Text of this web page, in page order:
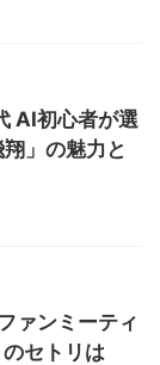
AI初心者が選
」の魅力と
ァンミーティ
セトリは